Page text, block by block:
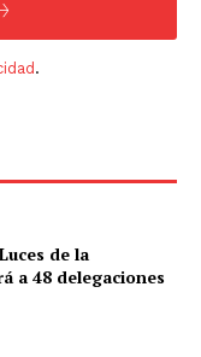
.
de la
a 48 delegaciones